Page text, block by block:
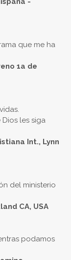
que me ha
1a de
les siga
Int., Lynn
del ministerio
CA, USA
podamos